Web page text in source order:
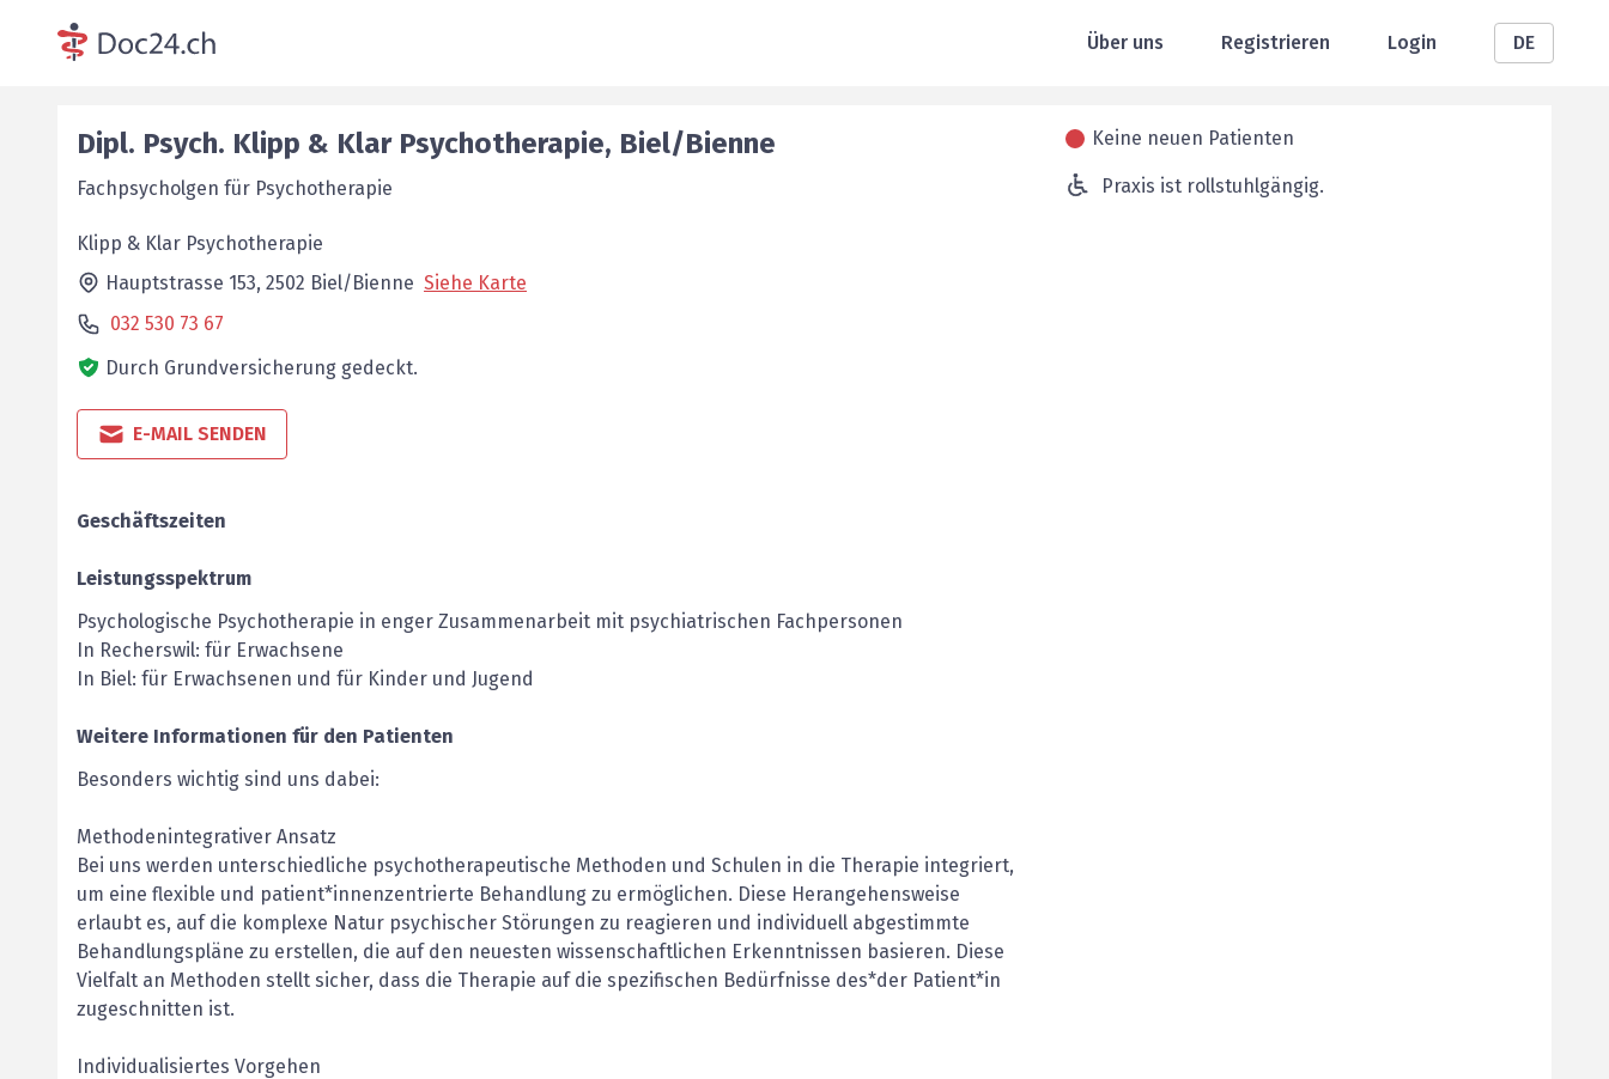
Über uns Registrieren Login DE
Dipl. Psych. Klipp & Klar Psychotherapie, Biel/Bienne
Fachpsycholgen für Psychotherapie
Klipp & Klar Psychotherapie
Hauptstrasse 153, 2502 Biel/Bienne Siehe Karte
032 530 73 67
Durch Grundversicherung gedeckt.
E-MAIL SENDEN
Geschäftszeiten
Leistungsspektrum
Psychologische Psychotherapie in enger Zusammenarbeit mit psychiatrischen Fachpersonen
In Recherswil: für Erwachsene
In Biel: für Erwachsenen und für Kinder und Jugend
Weitere Informationen für den Patienten
Besonders wichtig sind uns dabei:
Methodenintegrativer Ansatz
Bei uns werden unterschiedliche psychotherapeutische Methoden und Schulen in die Therapie integriert,
um eine flexible und patient*innenzentrierte Behandlung zu ermöglichen. Diese Herangehensweise
erlaubt es, auf die komplexe Natur psychischer Störungen zu reagieren und individuell abgestimmte
Behandlungspläne zu erstellen, die auf den neuesten wissenschaftlichen Erkenntnissen basieren. Diese
Vielfalt an Methoden stellt sicher, dass die Therapie auf die spezifischen Bedürfnisse des*der Patient*in
zugeschnitten ist.
Individualisiertes Vorgehen
Keine neuen Patienten
Praxis ist rollstuhlgängig.